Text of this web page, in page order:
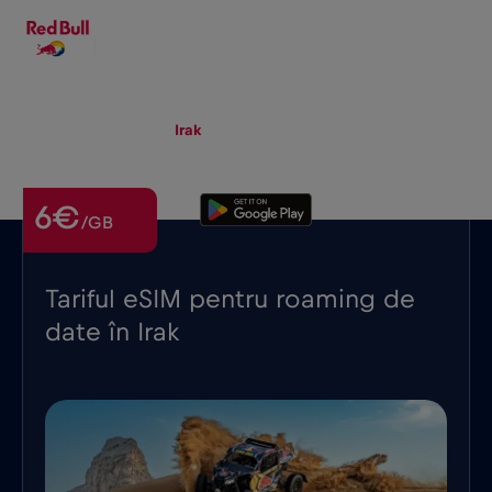
Irak
Tariful eSIM pentru roaming de
date în Irak
6€/GB